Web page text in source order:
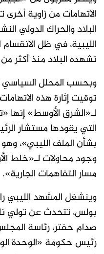
الاتهامات من زاوية
البلاد والحراك الدولي
الليبية، في ظل
تشهده البلاد منذ أكثر
وبحسب المحلل السياسي
توقيت إثارة هذه
لـ«الشرق الأوسط» إنها
التي يقودها مستشار
بشأن الملف الليبي»،
وجود محاولات لـ«خلط
مسار التفاهمات الجارية».
وينشغل المشهد الليبي
بولس، تتحدث عن تولي
صدام حفتر، رئاسة
رئيس حكومة «الوحدة